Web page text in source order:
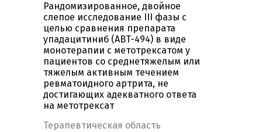
Рандомизированное, двойное
слепое исследование III фазы с
целью сравнения препарата
упадацитиниб (ABT-494) в виде
монотерапии с метотрексатом у
пациентов со среднетяжелым или
тяжелым активным течением
ревматоидного артрита, не
достигающих адекватного ответа
на метотрексат
Терапевтическая область